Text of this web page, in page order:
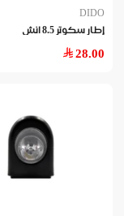
DIDO
إطار سكوتر 8.5 انش
28.00